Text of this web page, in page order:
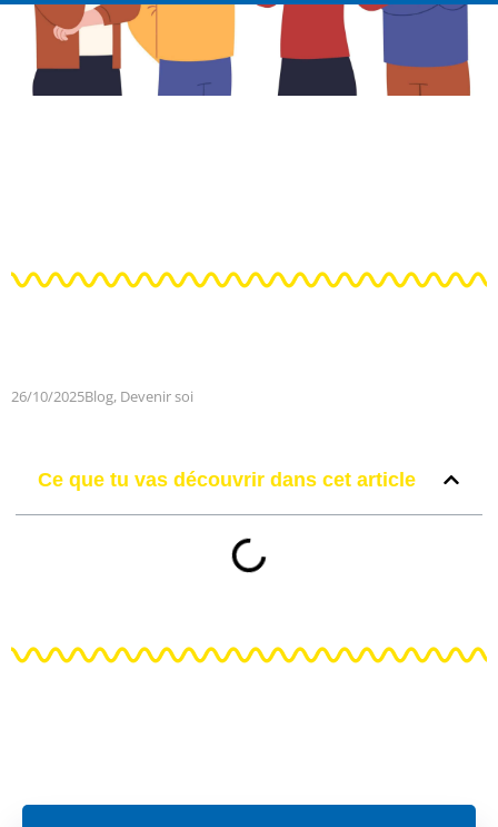
26/10/2025Blog, Devenir soi
Ce que tu vas découvrir dans cet article